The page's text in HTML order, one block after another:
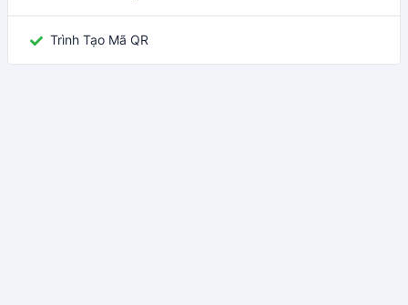
Trình Tạo Mã QR